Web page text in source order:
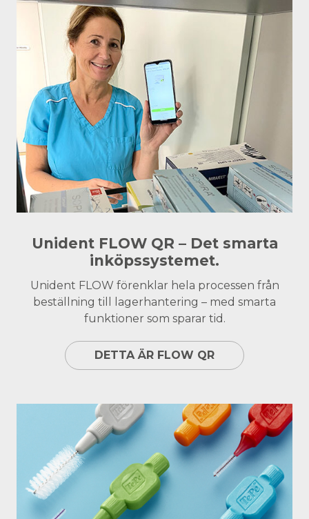
Unident FLOW QR – Det smarta
inköpssystemet.
Unident FLOW förenklar hela processen från
beställning till lagerhantering – med smarta
funktioner som sparar tid.
DETTA ÄR FLOW QR